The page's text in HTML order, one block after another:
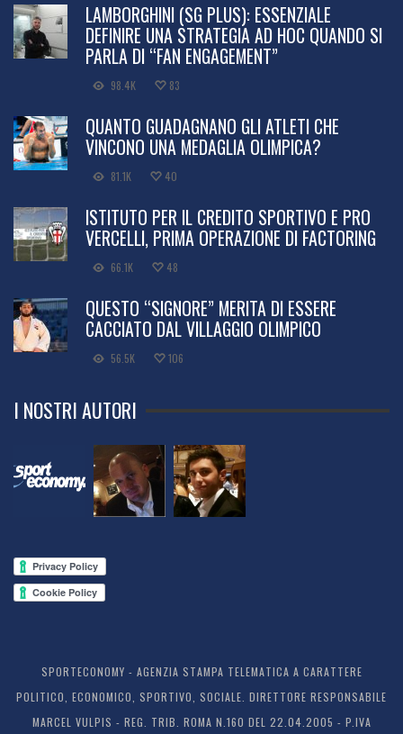
LAMBORGHINI (SG PLUS): ESSENZIALE
DEFINIRE UNA STRATEGIA AD HOC QUANDO SI
PARLA DI “FAN ENGAGEMENT”
98.4K 83
QUANTO GUADAGNANO GLI ATLETI CHE
VINCONO UNA MEDAGLIA OLIMPICA?
81.1K 40
ISTITUTO PER IL CREDITO SPORTIVO E PRO
VERCELLI, PRIMA OPERAZIONE DI FACTORING
66.1K 48
QUESTO “SIGNORE” MERITA DI ESSERE
CACCIATO DAL VILLAGGIO OLIMPICO
56.5K 106
I NOSTRI AUTORI
SPORTECONOMY - AGENZIA STAMPA TELEMATICA A CARATTERE
POLITICO, ECONOMICO, SPORTIVO, SOCIALE. DIRETTORE RESPONSABILE
MARCEL VULPIS - REG. TRIB. ROMA N.160 DEL 22.04.2005 - P.IVA